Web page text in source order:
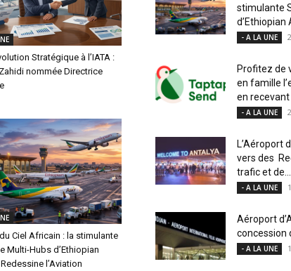
Stratégique à l’IATA :
nommée Directrice
du Ciel Africain : la stimulante
Multi-Hubs d’Ethiopian
l’Aviation
stimulante
d’Ethiopian
- A LA UNE
Profitez de
en famille
en recevant
- A LA UNE
L’Aéroport
vers des
trafic et de...
- A LA UNE
Aéroport
concession
- A LA UNE